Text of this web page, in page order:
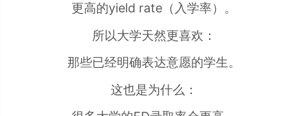
更高的yield rate（入学率）。
所以大学天然更喜欢：
那些已经明确表达意愿的学生。
这也是为什么：